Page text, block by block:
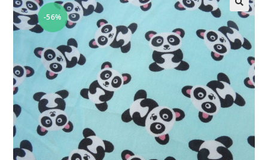
-56% 🔍